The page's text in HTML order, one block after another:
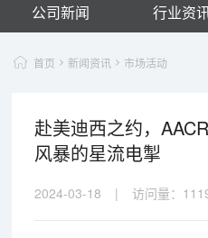
公司新闻 行业资
首页 新闻资讯 市场活动
赴美迪西之约，
风暴的星流电掣
2024-03-18 | 访问量：